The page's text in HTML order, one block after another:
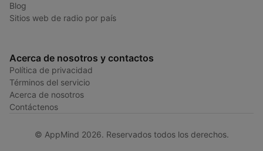
Blog
Sitios web de radio por país
Acerca de nosotros y contactos
Política de privacidad
Términos del servicio
Acerca de nosotros
Contáctenos
© AppMind 2026. Reservados todos los derechos.